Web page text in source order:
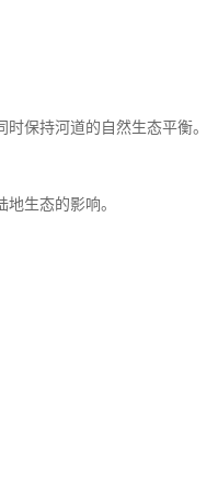
保持河道的自然生态平衡。
生态的影响。